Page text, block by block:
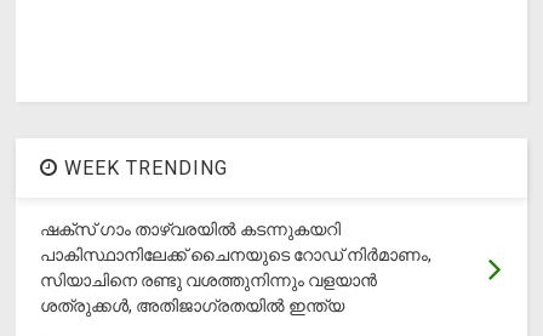
WEEK TRENDING
ഷക്സ് ​ഗാം താഴ്‌വരയിൽ കടന്നുകയറി
പാകിസ്ഥാനിലേക്ക് ചൈനയുടെ റോഡ് നിർമാണം,
സിയാചിനെ രണ്ടു വശത്തുനിന്നും വളയാൻ
ശത്രുക്കൾ, അതിജാ​ഗ്രതയിൽ ഇന്ത്യ